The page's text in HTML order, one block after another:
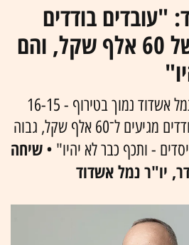
"עובדים בודדים
מגיעים לשכר של 60 אלף שקל, והם
"שכר היסוד הממוצע בנמל אשדוד נמוך בטירוף - 16-15
אלף שקל. רק עובדים בודדים מגיעים ל־60 אלף שקל, גבוה
- ותכף כבר לא יהיו" • שיחה
יו"ר נמל אשדוד